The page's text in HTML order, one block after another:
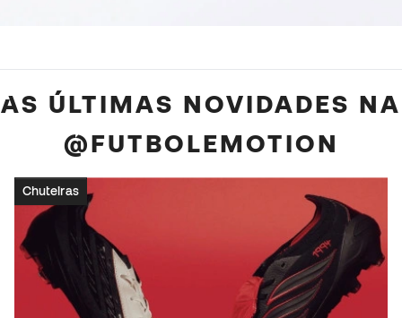
AS ÚLTIMAS NOVIDADES NA
@FUTBOLEMOTION
Chuteiras